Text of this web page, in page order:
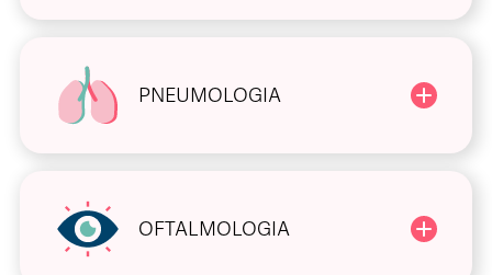
PNEUMOLOGIA
OFTALMOLOGIA